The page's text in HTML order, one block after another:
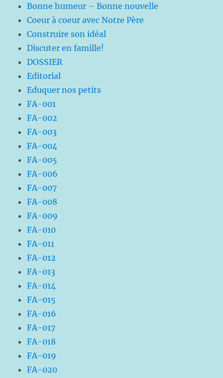
Bonne humeur – Bonne nouvelle
Coeur à coeur avec Notre Père
Construire son idéal
Discuter en famille!
DOSSIER
Editorial
Eduquer nos petits
FA-001
FA-002
FA-003
FA-004
FA-005
FA-006
FA-007
FA-008
FA-009
FA-010
FA-011
FA-012
FA-013
FA-014
FA-015
FA-016
FA-017
FA-018
FA-019
FA-020